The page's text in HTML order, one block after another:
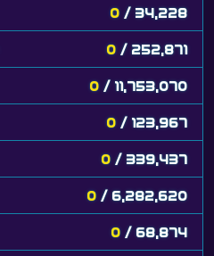
0 / 34,228
0 / 252,871
0 / 11,753,070
0 / 123,967
0 / 339,437
0 / 6,282,620
0 / 68,874